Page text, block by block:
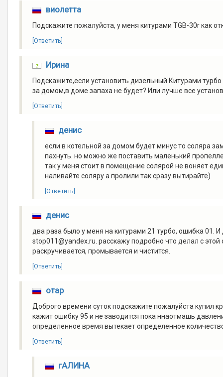
виолетта
Подскажите пожалуйста, у меня китурами TGB-30r как
[Ответить]
Ирина
Подскажите,если установить дизельный Китурами
за домом,в доме запаха не будет? Или лучше все
[Ответить]
денис
если в котельной за домом будет минус то соляра
пахнуть. но можно же поставить маленький
так у меня стоит в помещение солярой не воняет
наливайте соляру а пролили так сразу вытирайте)
[Ответить]
денис
два раза было у меня на китурами 21 турбо, ошибка 01.
stop011@yandex.ru. расскажу подробно что делал с
раскручивается, промывается и чистится.
[Ответить]
отар
Доброго времени суток подскажите пожалуйста купил
кажит ошибку 95 и не заводится пока ннаотмашь
определенное время вытекает определенное
[Ответить]
гАЛИНА